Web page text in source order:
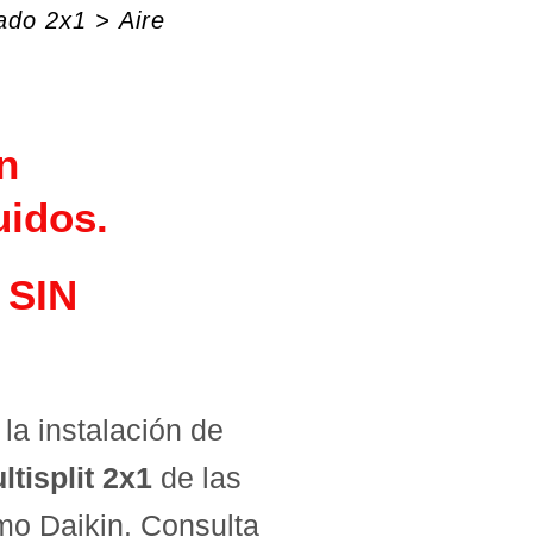
2x1 >Aire
instalación de
2x1 de las
Daikin. Consulta